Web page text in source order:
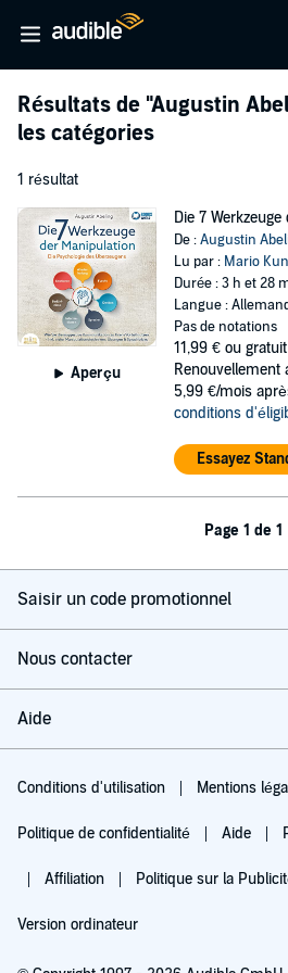
Résultats de "Augustin
les catégories
1 résultat
Aperçu
Die 7
De :Augustin
Lu par : Mario
Durée : 3 h et 28
Langue : Allemand
Pas de notations
11,99 € ou
Renouvellement
5,99 €/mois
conditions
Essayez
Page 1 de 1
Saisir un code promotionnel
Nous contacter
Aide
Conditions d'utilisation Mentions
Politique de confidentialité Aide
Affiliation Politique sur la
Version ordinateur